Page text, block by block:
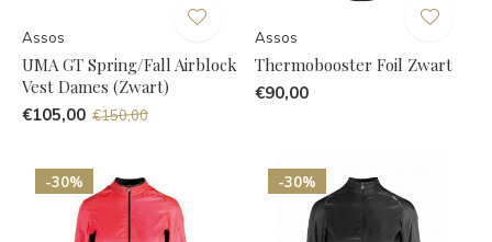
Assos
UMA GT Spring/Fall Airblock
Vest Dames (Zwart)
€105,00 €150,00
Assos
Thermobooster Foil Zwart
€90,00
-30% -30%